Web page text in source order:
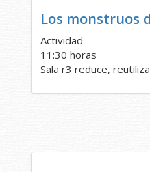
Los monstruos
Actividad
11:30 horas
Sala r3 reduce,